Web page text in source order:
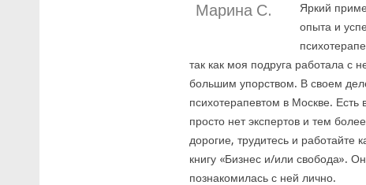
Марина С.
Яркий
опыта и
так как моя подруга работала с
большим упорством. В своем
психотерапевтом в Москве.
просто нет экспертов и тем
дорогие, трудитесь и работайте
книгу «Бизнес и/или свобода».
познакомилась с ней лично.